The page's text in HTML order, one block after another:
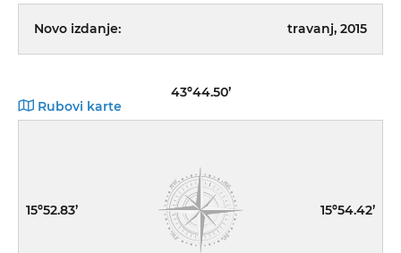
Novo izdanje: travanj, 2015
Rubovi karte
43º44.50’
15º54.42’
15º52.83’